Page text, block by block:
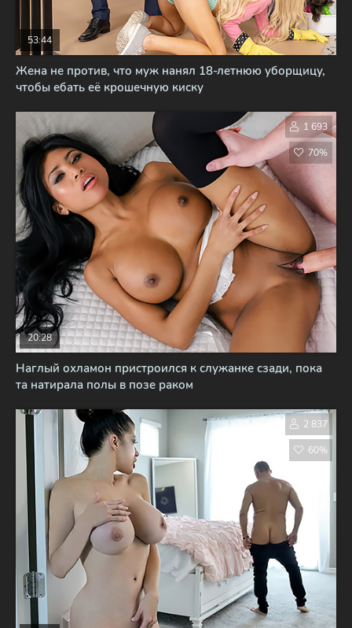
Жена не против, что муж нанял 18-летнюю уборщицу,
чтобы ебать её крошечную киску
53:44
Наглый охламон пристроился к служанке сзади, пока
та натирала полы в позе раком
20:28
1 693
70%
2 837
60%